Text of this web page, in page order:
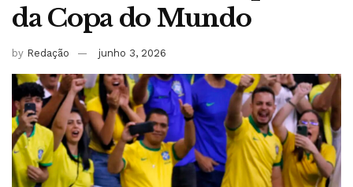
da Copa do Mundo
by Redação junho 3, 2026